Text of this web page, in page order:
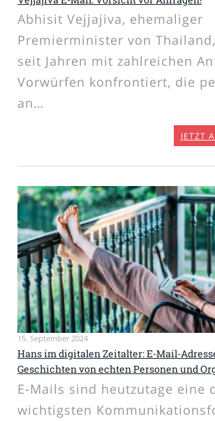
Abhisit Vejjajiva, ehemaliger
Premierminister von
seit Jahren mit zahlreichen
Vorwürfen konfrontiert, die
an…
JETZT
15. September 2024
Hans im digitalen Zeitalter: E-Mail-
Geschichten von echten Personen und
E-Mails sind heutzutage eine
wichtigsten